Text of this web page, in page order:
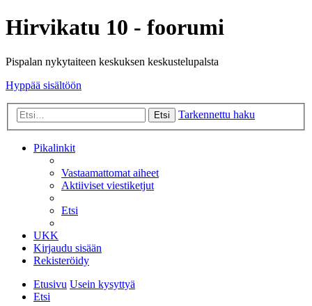
Hirvikatu 10 - foorumi
Pispalan nykytaiteen keskuksen keskustelupalsta
Hyppää sisältöön
Etsi Tarkennettu haku
Pikalinkit
Vastaamattomat aiheet
Aktiiviset viestiketjut
Etsi
UKK
Kirjaudu sisään
Rekisteröidy
Etusivu Usein kysyttyä
Etsi